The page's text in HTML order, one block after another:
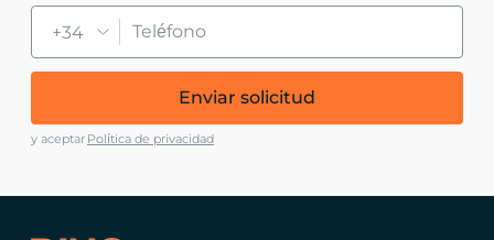
+34
Enviar solicitud
y aceptar Política de privacidad